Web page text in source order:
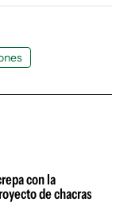
con la
de chacras